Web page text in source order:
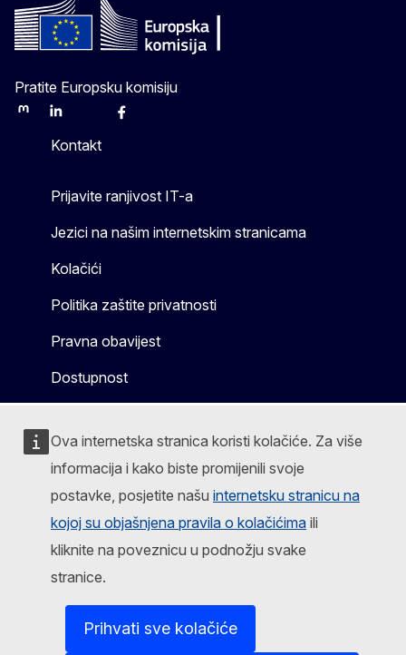
Ova internetska stranica koristi kolačiće. Za više
informacija i kako biste promijenili svoje
postavke, posjetite našu internetsku stranicu na
kojoj su objašnjena pravila o kolačićima ili
kliknite na poveznicu u podnožju svake
stranice.
Prihvati sve kolačiće
Pratite Europsku komisiju
MastodonLinkedInBlueskyFacebook
Kontakt
Prijavite ranjivost IT-a
Jezici na našim internetskim stranicama
Kolačići
Politika zaštite privatnosti
Pravna obavijest
Dostupnost